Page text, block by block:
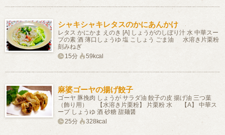
シャキシャキレタスのかにあんかけ
レタス かにかま えのき [A] しょうがのしぼり汁 水 中華スー
プの素 酒 薄口しょうゆ 塩 こしょう ごま油 水溶き片栗粉
刻みねぎ
15分
59kcal
麻婆ゴーヤの揚げ餃子
ゴーヤ 豚挽肉 しょうが サラダ油 餃子の皮 揚げ油 三つ葉
（飾り用） 【水溶き片栗粉】 片栗粉 水 【A】 中華ス
ープ しょうゆ 酒 砂糖 甜麺醤
25分
328kcal